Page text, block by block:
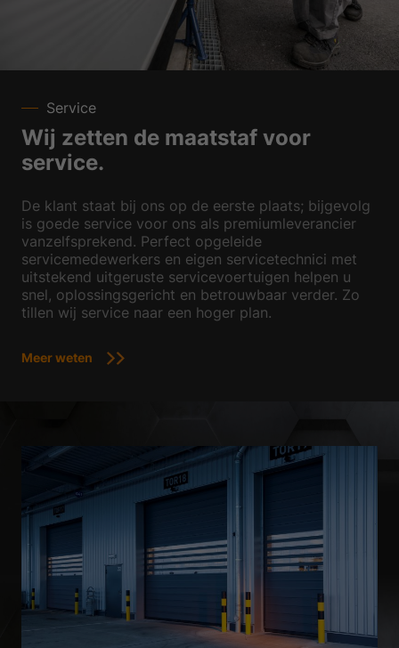
Service
Wij zetten de maatstaf voor
service.
De klant staat bij ons op de eerste plaats; bijgevolg
is goede service voor ons als premiumleverancier
vanzelfsprekend. Perfect opgeleide
servicemedewerkers en eigen servicetechnici met
uitstekend uitgeruste servicevoertuigen helpen u
snel, oplossingsgericht en betrouwbaar verder. Zo
tillen wij service naar een hoger plan.
Meer weten